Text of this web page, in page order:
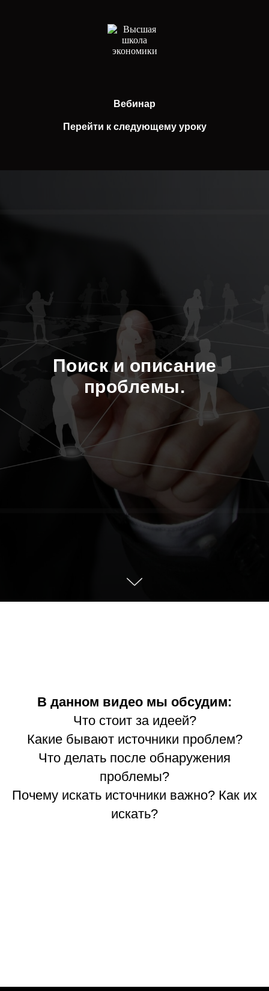
Вебинар
Перейти к следующему уроку
Поиск и описание
проблемы.
В данном видео мы обсудим:
Что стоит за идеей?
Какие бывают источники проблем?
Что делать после обнаружения
проблемы?
Почему искать источники важно? Как их
искать?